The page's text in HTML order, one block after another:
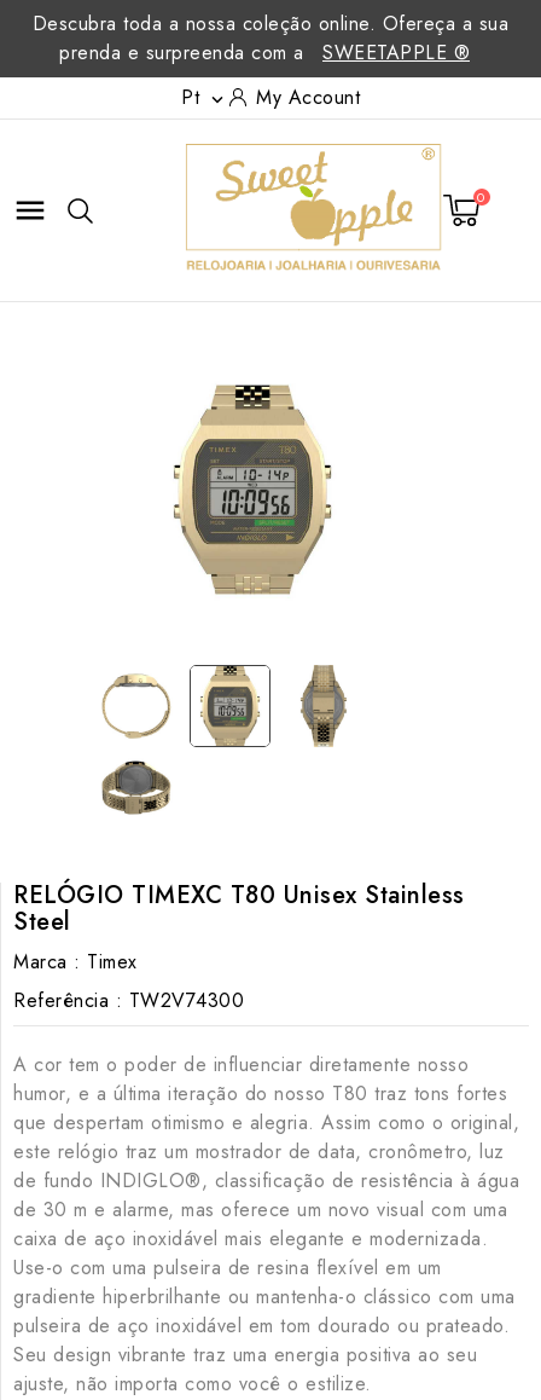
Descubra toda a nossa coleção online. Ofereça a sua
prenda e surpreenda com a
SWEETAPPLE ®
Pt  My Account
 0
RELÓGIO TIMEXC T80 Unisex Stainless
Steel
Marca : Timex
Referência : TW2V74300
A cor tem o poder de influenciar diretamente nosso
humor, e a última iteração do nosso T80 traz tons fortes
que despertam otimismo e alegria. Assim como o original,
este relógio traz um mostrador de data, cronômetro, luz
de fundo INDIGLO®, classificação de resistência à água
de 30 m e alarme, mas oferece um novo visual com uma
caixa de aço inoxidável mais elegante e modernizada.
Use-o com uma pulseira de resina flexível em um
gradiente hiperbrilhante ou mantenha-o clássico com uma
pulseira de aço inoxidável em tom dourado ou prateado.
Seu design vibrante traz uma energia positiva ao seu
ajuste, não importa como você o estilize.